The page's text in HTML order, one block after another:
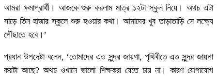
আমরা ক্ষমাপ্রার্থী। আজকে শুরু করলাম মাত্র ১২টা স্কুল নিয়ে। অথচ এটা
সাড়ে তিন হাজার স্কুলে শুরু হওয়ার কথা। আমাদের খুব তাড়াতাড়ি সে লক্ষ্যে
পৌঁছাতে হবে।’
প্রধান উপদেষ্টা বলেন, ‘তোমাদের এত সুন্দর জায়গা, পৃথিবীতে এত সুন্দর জায়গা
কয়টা আছে? অথচ ওখানে ভালো শিক্ষকরা যেতে চায় না। কারণ যোগাযোগ